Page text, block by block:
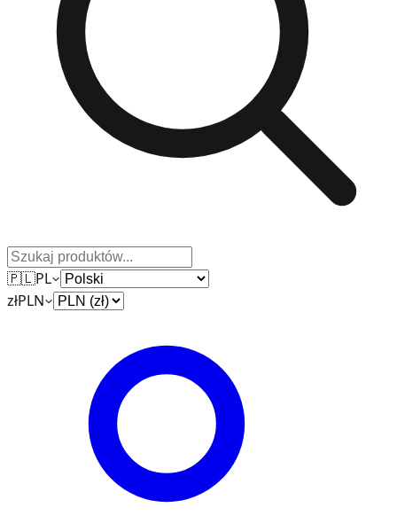
🇵🇱PL
złPLN